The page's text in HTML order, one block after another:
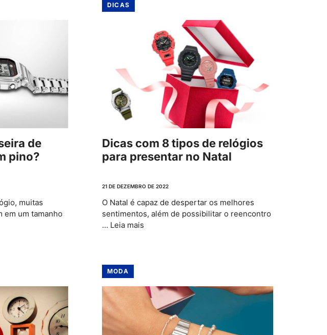
de
pino?
muitas
em um tamanho
DICAS
Dicas com 8 tipos de relógios
para presentar no Natal
21 DE DEZEMBRO DE 2022
O Natal é capaz de despertar os melhores
sentimentos, além de possibilitar o reencontro
… Leia mais
MODA